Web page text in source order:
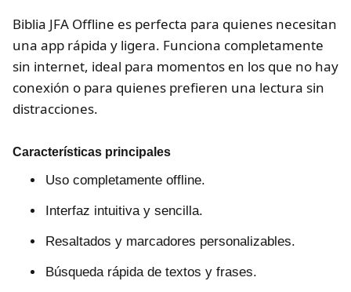
Biblia JFA Offline es perfecta para quienes necesitan
una app rápida y ligera. Funciona completamente
sin internet, ideal para momentos en los que no hay
conexión o para quienes prefieren una lectura sin
distracciones.
Características principales
Uso completamente offline.
Interfaz intuitiva y sencilla.
Resaltados y marcadores personalizables.
Búsqueda rápida de textos y frases.